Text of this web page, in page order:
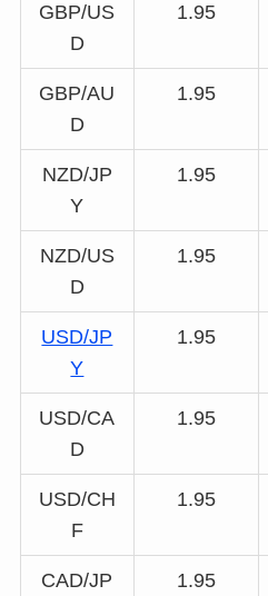
GBP/US
D
1.95
GBP/AU
D
1.95
NZD/JP
Y
1.95
NZD/US
D
1.95
USD/JP
Y
1.95
USD/CA
D
1.95
USD/CH
F
1.95
CAD/JP
1.95